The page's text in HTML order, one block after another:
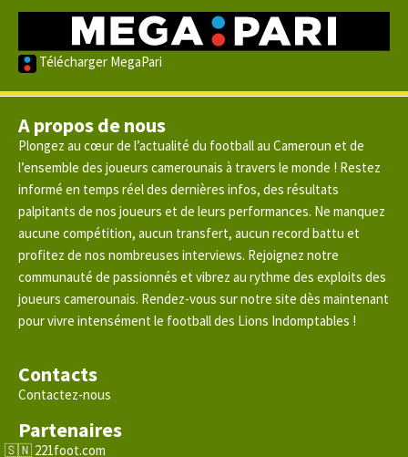
Télécharger MegaPari
A propos de nous
Plongez au cœur de l’actualité du football au Cameroun et de
l’ensemble des joueurs camerounais à travers le monde ! Restez
informé en temps réel des dernières infos, des résultats
palpitants de nos joueurs et de leurs performances. Ne manquez
aucune compétition, aucun transfert, aucun record battu et
profitez de nos nombreuses interviews. Rejoignez notre
communauté de passionnés et vibrez au rythme des exploits des
joueurs camerounais. Rendez-vous sur notre site dès maintenant
pour vivre intensément le football des Lions Indomptables !
Contacts
Contactez-nous
Partenaires
221foot.com